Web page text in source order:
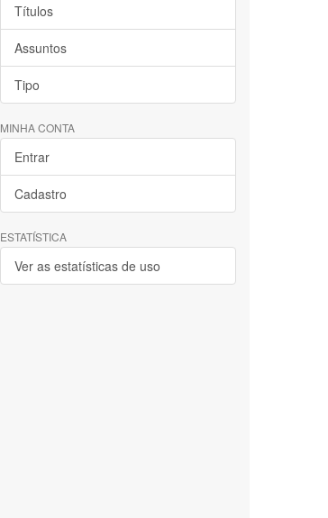
Títulos
Assuntos
Tipo
MINHA CONTA
Entrar
Cadastro
ESTATÍSTICA
Ver as estatísticas de uso